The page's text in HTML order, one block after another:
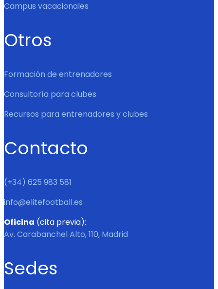
Campus vacacionales
Otros
Formación de entrenadores
Consultoría para clubes
Recursos para entrenadores y clubes
Contacto
(+34) 625 983 581
info@elitefootball.es
Oficina (cita previa):
Av. Carabanchel Alto, 110, Madrid
Sedes